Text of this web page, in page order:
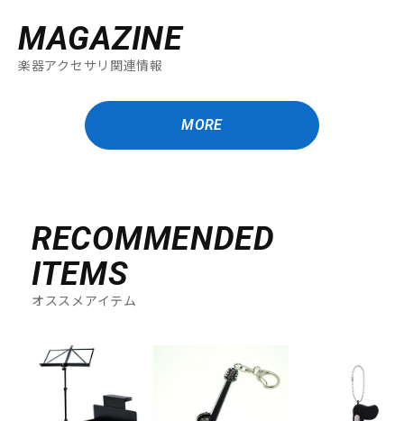
MAGAZINE
楽器アクセサリ関連情報
MORE
RECOMMENDED
ITEMS
オススメアイテム